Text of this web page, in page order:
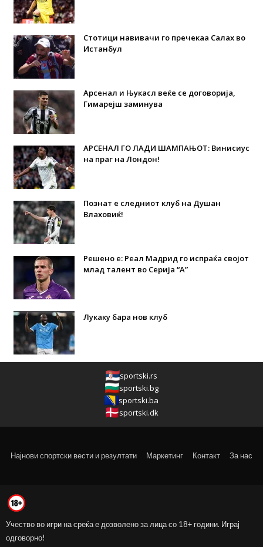
Стотици навивачи го пречекаа Салах во
Истанбул
Арсенал и Њукасл веќе се договорија,
Гимарејш заминува
АРСЕНАЛ ГО ЛАДИ ШАМПАЊОТ: Винисиус
на праг на Лондон!
Познат е следниот клуб на Душан
Влаховиќ!
Решено е: Реал Мадрид го испраќа својот
млад талент во Серија “А”
Лукаку бара нов клуб
sportski.rs
sportski.bg
sportski.ba
sportski.dk
Најнови спортски вести и резултати Маркетинг Контакт За нас
Учество во игри на среќа е дозволено за лица со 18+ години. Играј
одговорно!